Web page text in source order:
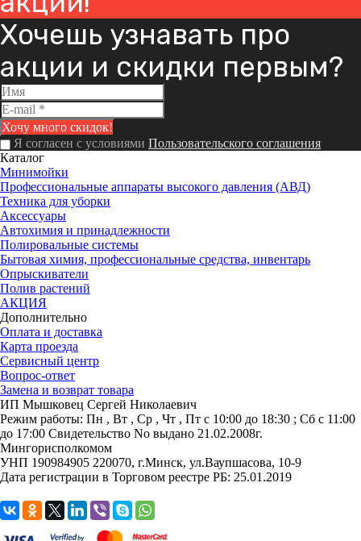
Хочешь узнавать про
акции и скидки первым?
Я согласен с условиями Пользовательского соглашения
Каталог
Минимойки
Профессиональные аппараты высокого давления (АВД)
Техника для уборки
Аксессуары
Автохимия и принадлежности
Полировальные системы
Бытовая химия, профессиональные средства, инвентарь
Опрыскиватели
Полив растений
АКЦИЯ
Дополнительно
Оплата и доставка
Карта проезда
Сервисный центр
Вопрос-ответ
Замена и возврат товара
ИП Мышковец Сергей Николаевич
Режим работы: Пн , Вт , Ср , Чт , Пт c 10:00 до 18:30 ; Сб c 11:00
до 17:00 Свидетельство No выдано 21.02.2008г.
Мингорисполкомом
УНП 190984905 220070, г.Минск, ул.Ваупшасова, 10-9
Дата регистрации в Торговом реестре РБ: 25.01.2019